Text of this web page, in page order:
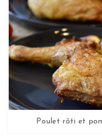
Poulet rôti et